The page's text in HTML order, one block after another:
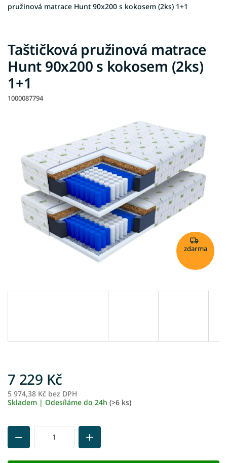
pružinová matrace Hunt 90x200 s kokosem (2ks) 1+1
Taštičková pružinová matrace
Hunt 90x200 s kokosem (2ks)
1+1
1000087794
zdarma
7 229 Kč
5 974,38 Kč bez DPH
Skladem | Odesíláme do 24h (>6 ks)